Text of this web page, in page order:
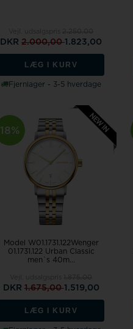
DKR2.000,001.823,00
LÆG I KURV
Fjernlager - 3-5 hverdage
18%
Model W01.1731.122Wenger
01.1731.122 Urban Classic
men`s 40m...
DKR 1.675,001.519,00
LÆG I KURV